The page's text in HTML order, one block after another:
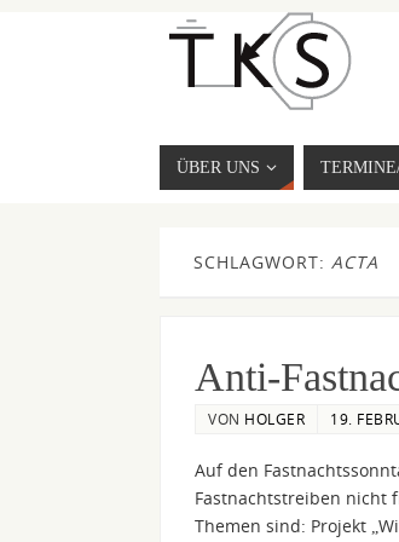
ÜBER UNS
SCHLAGWORT: ACTA
Anti-
VON HOLGER 19.
Auf den
Fastnachtstreiben nicht
Themen sind: Projekt